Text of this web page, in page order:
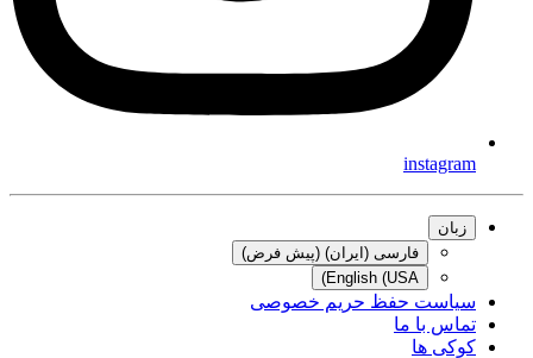
instagram
زبان
فارسی (ایران) (پیش فرض)
English (USA)
سیاست حفظ حریم خصوصی
تماس با ما
کوکی ها